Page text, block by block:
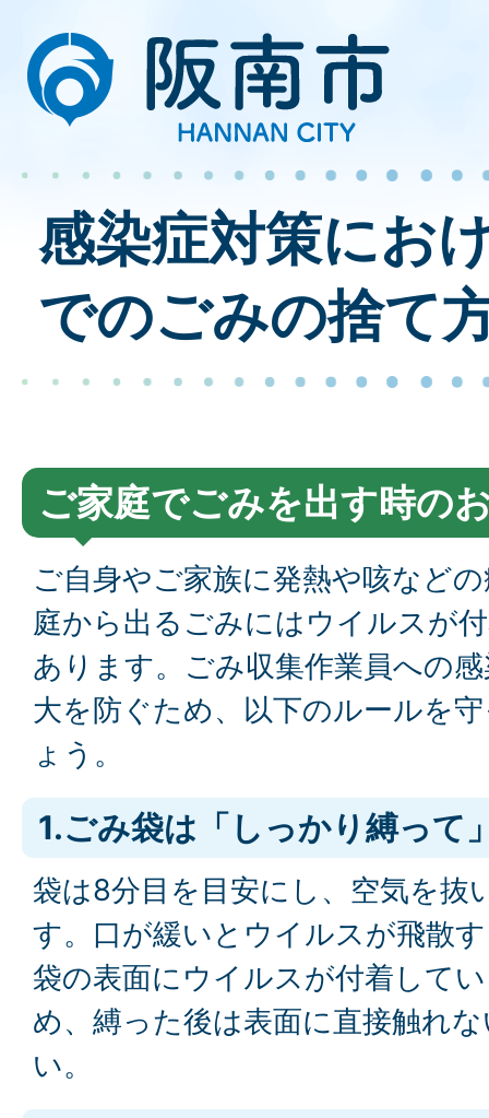
感染症対策にお
でのごみの捨て
ご家庭でごみを出す時の
ご自身やご家族に発熱や咳など
庭から出るごみにはウイルスが
あります。ごみ収集作業員への
大を防ぐため、以下のルールを
ょう。
1.ごみ袋は「しっかり縛って
袋は8分目を目安にし、空気を抜
す。口が緩いとウイルスが飛散
袋の表面にウイルスが付着して
め、縛った後は表面に直接触れ
い。